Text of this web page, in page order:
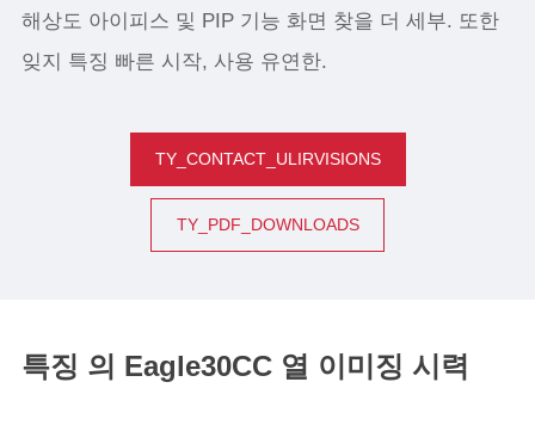
해상도 아이피스 및 PIP 기능 화면 찾을 더 세부. 또한
잊지 특징 빠른 시작, 사용 유연한.
TY_CONTACT_ULIRVISIONS
TY_PDF_DOWNLOADS
특징 의 Eagle30CC 열 이미징 시력